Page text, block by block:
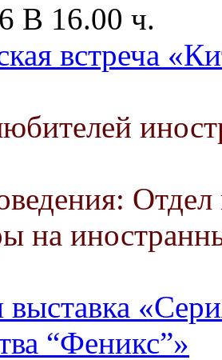
В 16.00 ч.
встреча
на